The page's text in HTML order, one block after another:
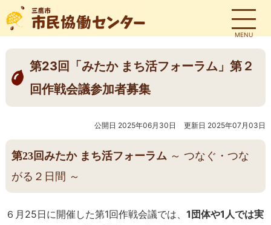
MENU
第23回「みたか まち活フォーラム」第２
回作戦会議参加者募集
公開日 2025年06月30日 更新日 2025年07月03日
第23回みたか まち活フォーラム ～ つなぐ・つな
がる２日間 ～
６月25日に開催した第1回作戦会議では、 1団体や1人では実